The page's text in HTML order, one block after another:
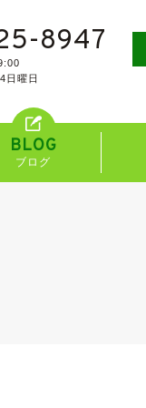
8947
日曜日
BLOG
ブログ